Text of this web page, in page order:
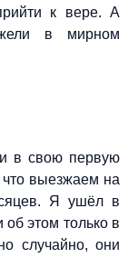
к вере. А
в мирном
в свою первую
что выезжаем на
Я ушёл в
об этом только в
случайно, они